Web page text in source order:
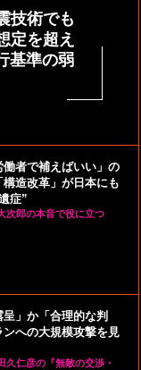
技術でも
定を超え
基準の弱
働者で補えばいい」の
造改革」が日本にも
症”
次郎の本音で役に立つ
呈」か「合理的な判
ンへの大規模攻撃を見
仁彦の『無敵の交渉・